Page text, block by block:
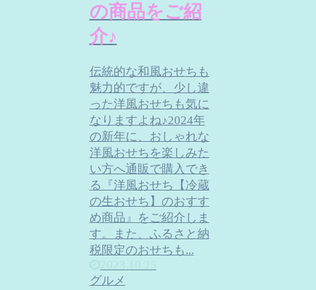
の商品をご紹
介♪
伝統的な和風おせちも
魅力的ですが、少し違
った洋風おせちも気に
なりますよね♪2024年
の新年に、おしゃれな
洋風おせちを楽しみた
い方へ通販で購入でき
る『洋風おせち【冷蔵
の生おせち】のおすす
め商品』をご紹介しま
す。また、ふるさと納
税限定のおせちも...
グルメ